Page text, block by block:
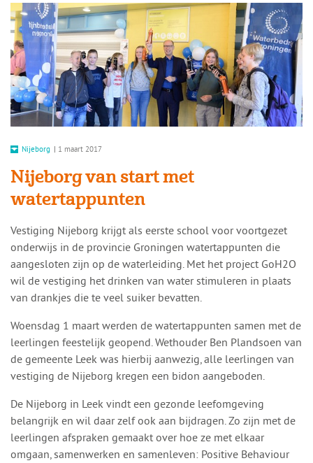
Nijeborg | 1 maart 2017
Nijeborg van start met
watertappunten
​​Vestiging Nijeborg krijgt als eerste school voor voortgezet
onderwijs in de provincie Groningen watertappunten die
aangesloten zijn op de waterleiding. Met het project GoH2O
wil de vestiging het drinken van water stimuleren in plaats
van drankjes die te veel suiker bevatten.
Woensdag 1 maart werden de watertappunten samen met de
leerlingen feestelijk geopend. Wethouder Ben Plandsoen van
de gemeente Leek was hierbij aanwezig, alle leerlingen van
vestiging de Nijeborg kregen een bidon aangeboden.
De Nijeborg in Leek vindt een gezonde leefomgeving
belangrijk en wil daar zelf ook aan bijdragen. Zo zijn met de
leerlingen afspraken gemaakt over hoe ze met elkaar
omgaan, samenwerken en samenleven: Positive Behaviour